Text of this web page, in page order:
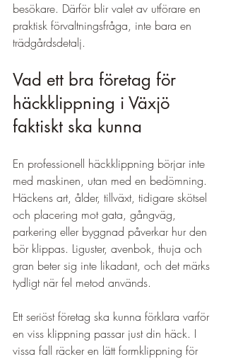
besökare. Därför blir valet av utförare en
praktisk förvaltningsfråga, inte bara en
trädgårdsdetalj.
Vad ett bra företag för
häckklippning i Växjö
faktiskt ska kunna
En professionell häckklippning börjar inte
med maskinen, utan med en bedömning.
Häckens art, ålder, tillväxt, tidigare skötsel
och placering mot gata, gångväg,
parkering eller byggnad påverkar hur den
bör klippas. Liguster, avenbok, thuja och
gran beter sig inte likadant, och det märks
tydligt när fel metod används.
Ett seriöst företag ska kunna förklara varför
en viss klippning passar just din häck. I
vissa fall räcker en lätt formklippning för